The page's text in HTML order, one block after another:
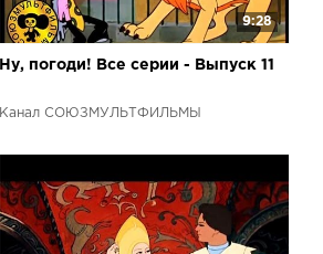
9:28
Ну, погоди! Все серии - Выпуск 11
Канал СОЮЗМУЛЬТФИЛЬМЫ